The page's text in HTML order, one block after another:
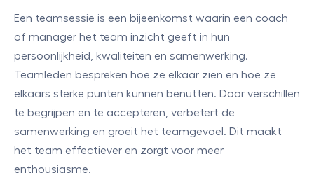
Een teamsessie is een bijeenkomst waarin een coach
of manager het team inzicht geeft in hun
persoonlijkheid, kwaliteiten en samenwerking.
Teamleden bespreken hoe ze elkaar zien en hoe ze
elkaars sterke punten kunnen benutten. Door verschillen
te begrijpen en te accepteren, verbetert de
samenwerking en groeit het teamgevoel. Dit maakt
het team effectiever en zorgt voor meer
enthousiasme.